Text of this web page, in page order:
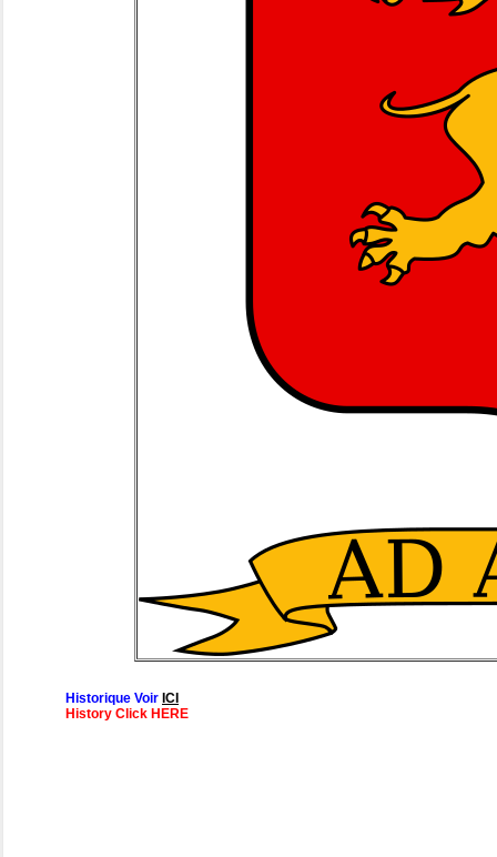
Historique Voir ICI
History Click HERE